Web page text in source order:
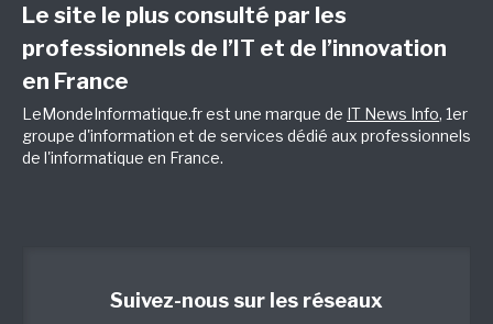
Le site le plus consulté par les
professionnels de l’IT et de l’innovation
en France
LeMondeInformatique.fr est une marque de IT News Info, 1er
groupe d'information et de services dédié aux professionnels
de l'informatique en France.
Suivez-nous sur les réseaux